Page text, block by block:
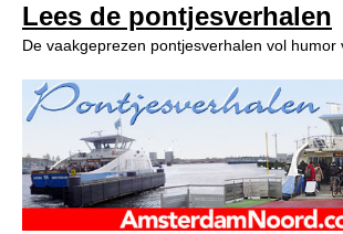
Lees de pontjesverhalen
De vaakgeprezen pontjesverhalen vol humor